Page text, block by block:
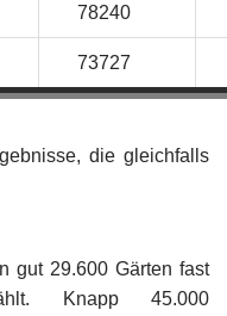
78240
73727
die gleichfalls
gut 29.600 Gärten fast
Knapp 45.000